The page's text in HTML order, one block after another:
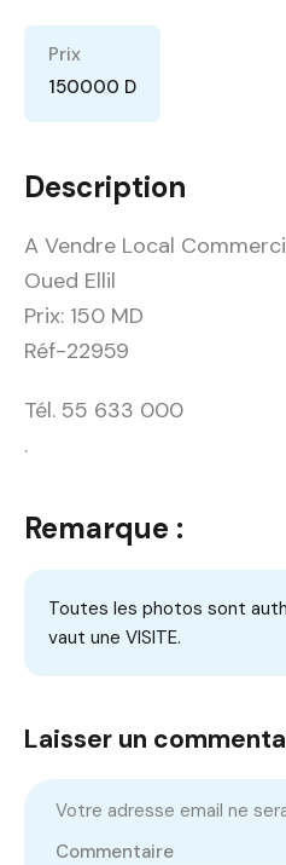
Prix
150000 D
Description
A Vendre Local
Oued Ellil
Prix: 150 MD
Réf-22959
Tél. 55 633 000
.
Remarque :
Toutes les photos sont
vaut une VISITE.
Laisser un
Votre adresse email ne
Commentaire